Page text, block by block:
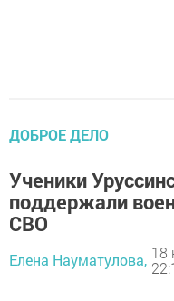
ДОБРОЕ ДЕЛО
Ученики
поддержали
СВО
Елена Науматулова, 18